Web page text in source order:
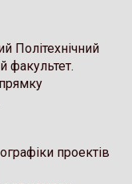
Політехнічний
факультет.
проектів